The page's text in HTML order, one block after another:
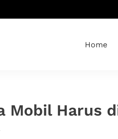
Home
Mobil Harus